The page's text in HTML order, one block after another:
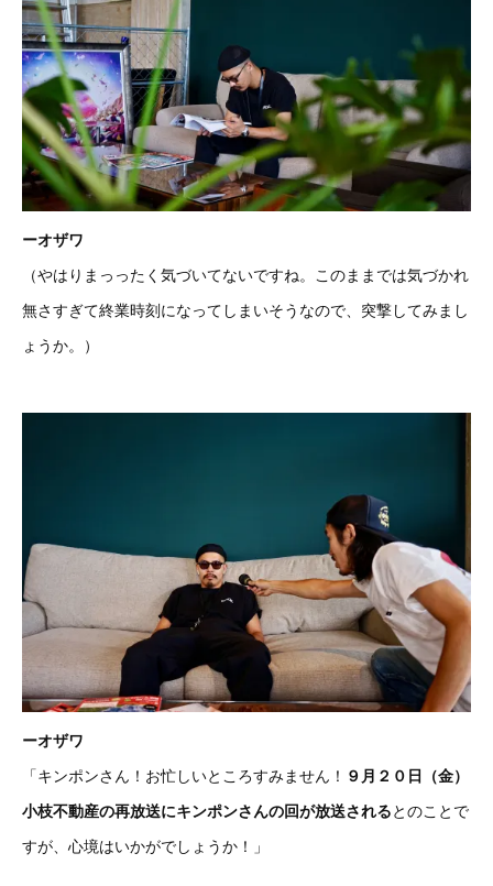
ーオザワ
（やはりまっったく気づいてないですね。このままでは気づかれ
無さすぎて終業時刻になってしまいそうなので、突撃してみまし
ょうか。）
ーオザワ
「キンポンさん！お忙しいところすみません！ ９月２０日（金）
小枝不動産の再放送にキンポンさんの回が放送されるとのことで
すが、心境はいかがでしょうか！」